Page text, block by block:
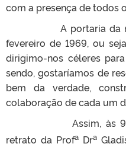
com a presença de todos
A portaria da
fevereiro de 1969, ou
dirigimo-nos céleres
sendo, gostaríamos de
bem da verdade,
colaboração de cada um
Assim, às 9 h
retrato da ProfaDra